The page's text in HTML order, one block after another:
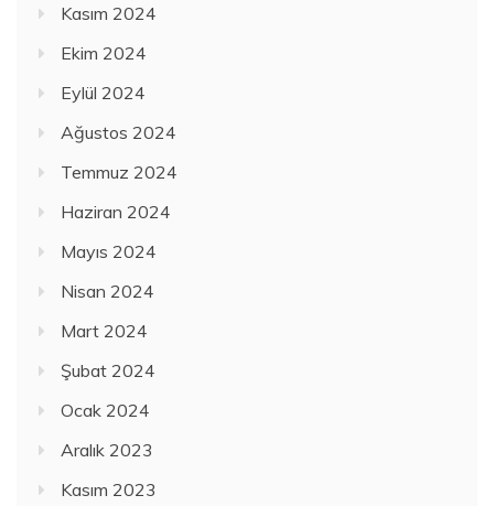
Kasım 2024
Ekim 2024
Eylül 2024
Ağustos 2024
Temmuz 2024
Haziran 2024
Mayıs 2024
Nisan 2024
Mart 2024
Şubat 2024
Ocak 2024
Aralık 2023
Kasım 2023